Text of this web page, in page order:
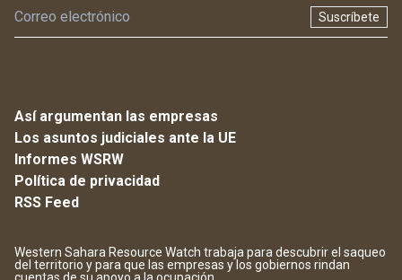
Suscríbete
Así argumentan las empresas
Los asuntos judiciales ante la UE
Informes WSRW
Política de privacidad
RSS Feed
Western Sahara Resource Watch trabaja para descubrir el saqueo
del territorio y para que las empresas y los gobiernos rindan
cuentas de su apoyo a la ocupación.